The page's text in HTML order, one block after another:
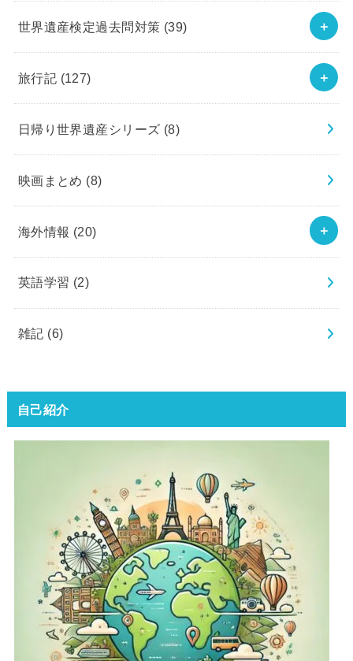
世界遺産検定過去問対策 (39)
旅行記 (127)
日帰り世界遺産シリーズ (8)
映画まとめ (8)
海外情報 (20)
英語学習 (2)
雑記 (6)
自己紹介